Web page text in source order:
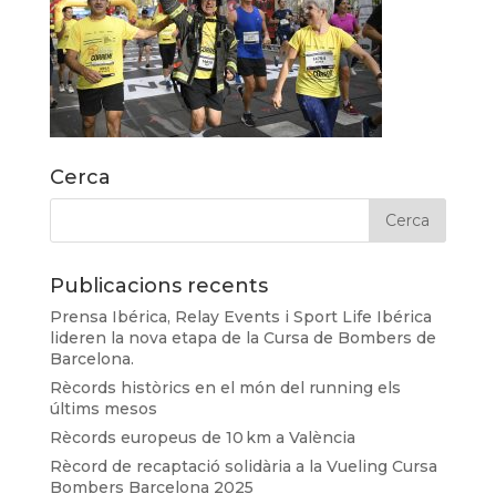
Cerca
Publicacions recents
Prensa Ibérica, Relay Events i Sport Life Ibérica
lideren la nova etapa de la Cursa de Bombers de
Barcelona.
Rècords històrics en el món del running els
últims mesos
Rècords europeus de 10 km a València
Rècord de recaptació solidària a la Vueling Cursa
Bombers Barcelona 2025